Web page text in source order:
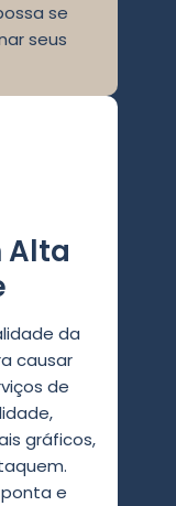
se
seus
Alta
da
causar
de
gráficos,
e